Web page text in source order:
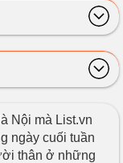
Nội mà List.vn
ngày cuối tuần
thân ở những